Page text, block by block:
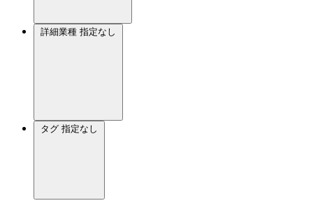
詳細業種 指定なし
タグ 指定なし